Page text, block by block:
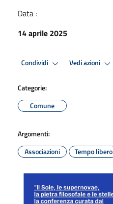
Data :
14 aprile 2025
Condividi Vedi azioni
Categorie:
Comune
Argomenti:
Associazioni
Tempo libero